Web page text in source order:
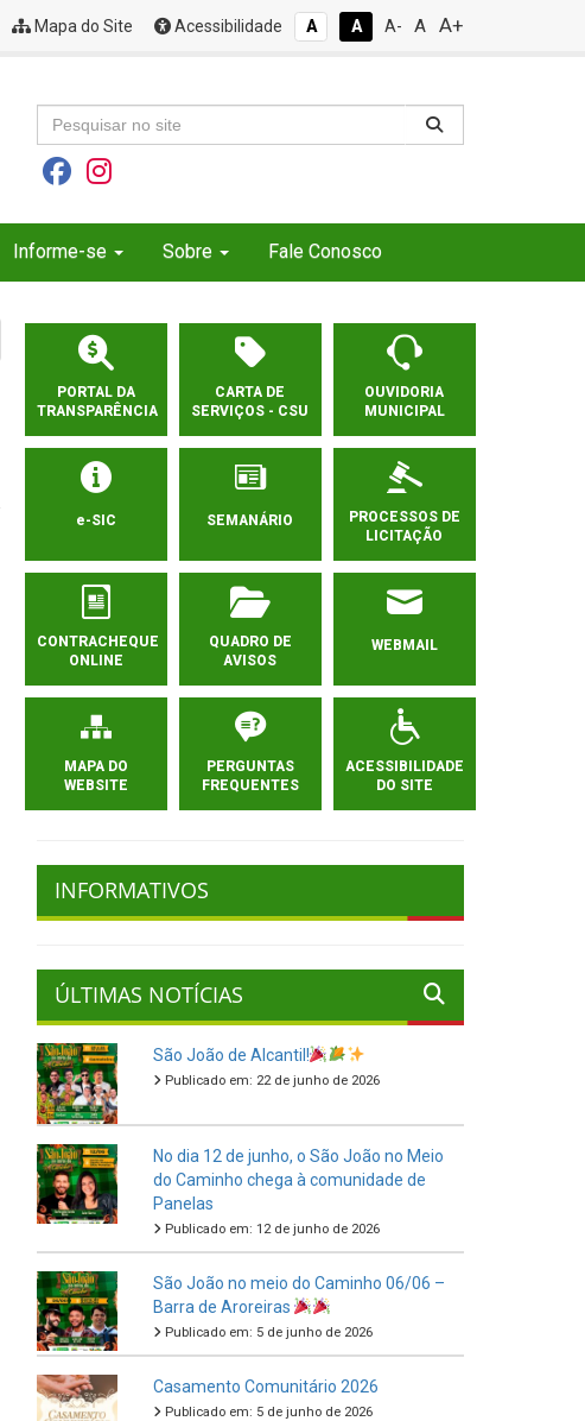
Mapa do Site Acessibilidade A A A- A A+
Informe-se Sobre Fale Conosco
PORTAL DA
TRANSPARÊNCIA
CARTA DE
SERVIÇOS - CSU
OUVIDORIA
MUNICIPAL
e-SIC SEMANÁRIO
PROCESSOS DE
LICITAÇÃO
CONTRACHEQUE
ONLINE
QUADRO DE
AVISOS
WEBMAIL
MAPA DO
WEBSITE
PERGUNTAS
FREQUENTES
ACESSIBILIDADE
DO SITE
INFORMATIVOS
ÚLTIMAS NOTÍCIAS
São João de Alcantil!
Publicado em: 22 de junho de 2026
No dia 12 de junho, o São João no Meio
do Caminho chega à comunidade de
Panelas
Publicado em: 12 de junho de 2026
São João no meio do Caminho 06/06 –
Barra de Aroreiras
Publicado em: 5 de junho de 2026
Casamento Comunitário 2026
Publicado em: 5 de junho de 2026